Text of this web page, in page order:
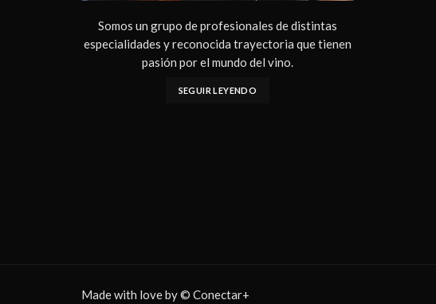
Somos un grupo de profesionales de distintas
especialidades y reconocida trayectoria que tienen
pasión por el mundo del vino.
SEGUIR LEYENDO
Made with love by © Conectar+